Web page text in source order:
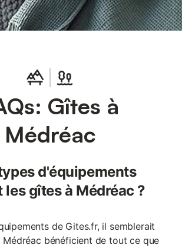
Gîtes à
Médréac
d'équipements
les gîtes à Médréac ?
de Gites.fr, il semblerait
Médréac bénéficient de tout ce que